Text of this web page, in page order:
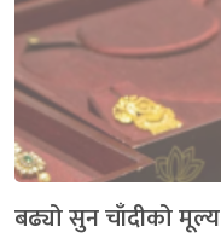
बढ्यो सुन चाँदीको मूल्य